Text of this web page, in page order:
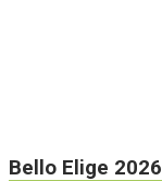
Bello Elige 2026